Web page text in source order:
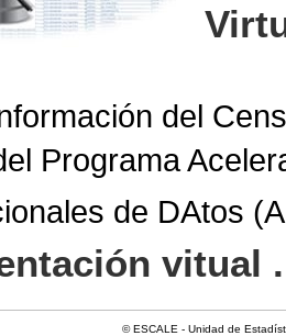
del
Programa
de DAtos
vitual
© ESCALE - Unidad de